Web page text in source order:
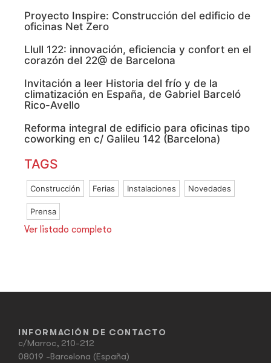
Proyecto Inspire: Construcción del edificio de
oficinas Net Zero
Llull 122: innovación, eficiencia y confort en el
corazón del 22@ de Barcelona
Invitación a leer Historia del frío y de la
climatización en España, de Gabriel Barceló
Rico-Avello
Reforma integral de edificio para oficinas tipo
coworking en c/ Galileu 142 (Barcelona)
TAGS
Construcción Ferias Instalaciones Novedades
Prensa
Ver listado completo
INFORMACIÓN DE CONTACTO
c/Marroc, 210-212
08019 -Barcelona (España)